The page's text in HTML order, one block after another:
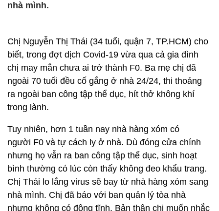
nhà mình.
Chị Nguyễn Thị Thái (34 tuổi, quận 7, TP.HCM) cho
biết, trong đợt dịch Covid-19 vừa qua cả gia đình
chị may mắn chưa ai trở thành F0. Ba mẹ chị đã
ngoài 70 tuổi đều cố gắng ở nhà 24/24, thi thoảng
ra ngoài ban công tập thể dục, hít thở không khí
trong lành.
Tuy nhiên, hơn 1 tuần nay nhà hàng xóm có
người F0 và tự cách ly ở nhà. Dù đóng cửa chính
nhưng họ vẫn ra ban công tập thể dục, sinh hoạt
bình thường có lúc còn thấy không đeo khẩu trang.
Chị Thái lo lắng virus sẽ bay từ nhà hàng xóm sang
nhà mình. Chị đã báo với ban quản lý tòa nhà
nhưng không có động tĩnh. Bản thân chị muốn nhắc